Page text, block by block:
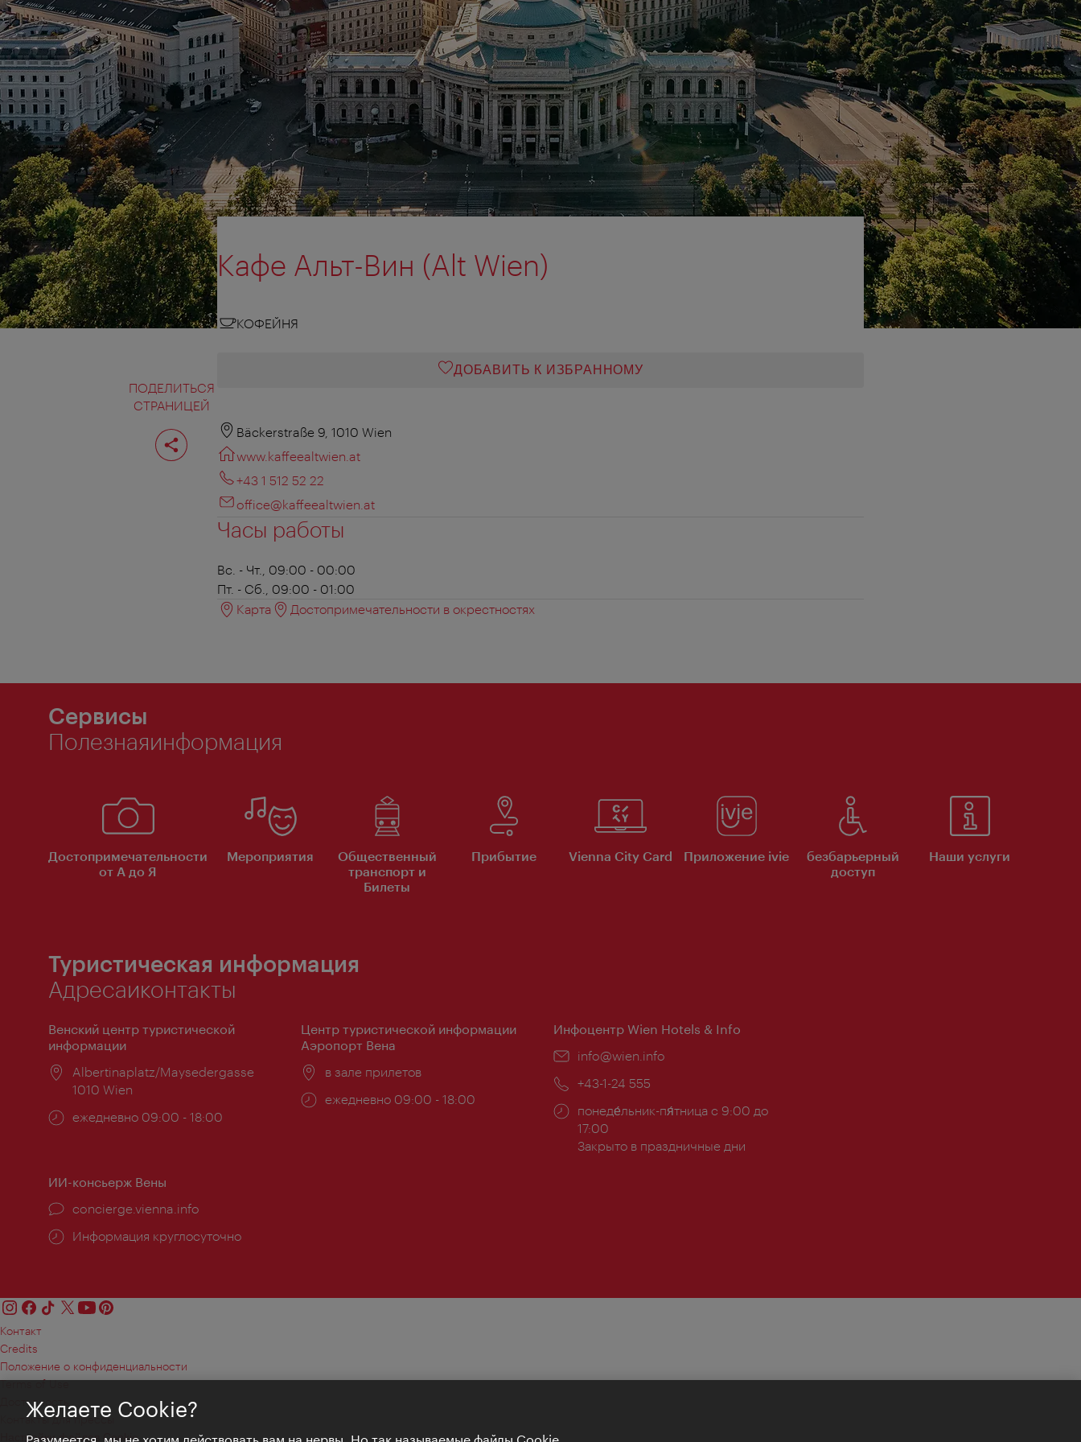
ПОДЕЛИТЬСЯ
СТРАНИЦЕЙ
Поделиться
страницей
Кафе Альт-Вин (Alt Wien)
КОФЕЙНЯ
ДОБАВИТЬ К ИЗБРАННОМУ
Bäckerstraße 9, 1010 Wien
www.kaffeealtwien.at
+43 1 512 52 22
office@kaffeealtwien.at
Часы работы
Вс. - Чт., 09:00 - 00:00
Пт. - Сб., 09:00 - 01:00
Карта
Достопримечательности в окрестностях
Сервисы
Полезнаяинформация
Достопримечательности
от А до Я
Мероприятия
Общественный
транспорт и
Билеты
Прибытие Vienna City Card Приложение ivie
безбарьерный
доступ
Наши услуги
Туристическая информация
Адресаиконтакты
Венский центр туристической
информации
Расположение:
Albertinaplatz/Maysedergasse
1010 Wien
Часы
ежедневно 09:00 - 18:00
Центр туристической информации
Аэропорт Вена
Расположение:
в зале прилетов
Часы
ежедневно 09:00 - 18:00
Инфоцентр Wien Hotels & Info
Эл.
info@wien.info
Телефон:
+43-1-24 555
Часы
работы:
понеде́льник-пя́тница с 9:00 до
17:00
Закрыто в праздничные дни
ИИ-консьерж Вены
concierge.vienna.info
Информация круглосуточно
Контакт
Credits
Положение о конфиденциальности
Terms of Use
Доступность
Контакты для прессы
Настройки файлов Cookie
Желаете Cookie?